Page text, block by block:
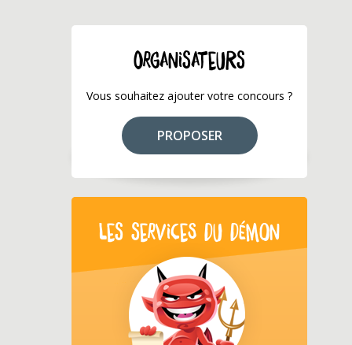
ORGANISATEURS
Vous souhaitez ajouter votre concours ?
PROPOSER
LES SERVICES DU DÉMON